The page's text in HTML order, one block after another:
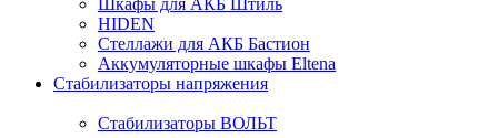
Шкафы для АКБ Штиль
HIDEN
Стеллажи для АКБ Бастион
Аккумуляторные шкафы Eltena
Стабилизаторы напряжения
Стабилизаторы ВОЛЬТ